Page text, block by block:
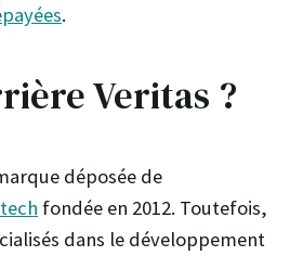
.
Veritas ?
déposée de
fondée en 2012. Toutefois,
dans le développement